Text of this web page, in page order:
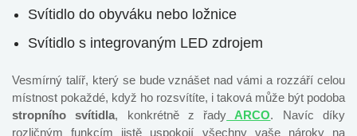
Svítidlo do obyváku nebo ložnice
Svítidlo s integrovaným LED zdrojem
Vesmírný talíř, který se bude vznášet nad vámi a rozzáří celou
místnost pokaždé, když ho rozsvítíte, i taková může být podoba
stropního svítidla, konkrétně z řady ARCO. Navíc díky
rozličným funkcím jistě uspokojí všechny vaše nároky na